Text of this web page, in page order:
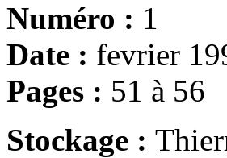
Numéro : 1
Date : fevrier
Pages : 51 à 56
Stockage :